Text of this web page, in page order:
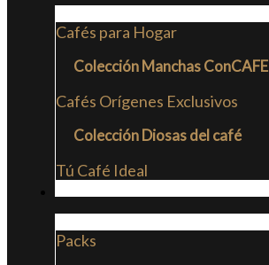
Cafés para Hogar
Colección Manchas ConCAFE
Cafés Orígenes Exclusivos
Colección Diosas del café
Tú Café Ideal
Packs